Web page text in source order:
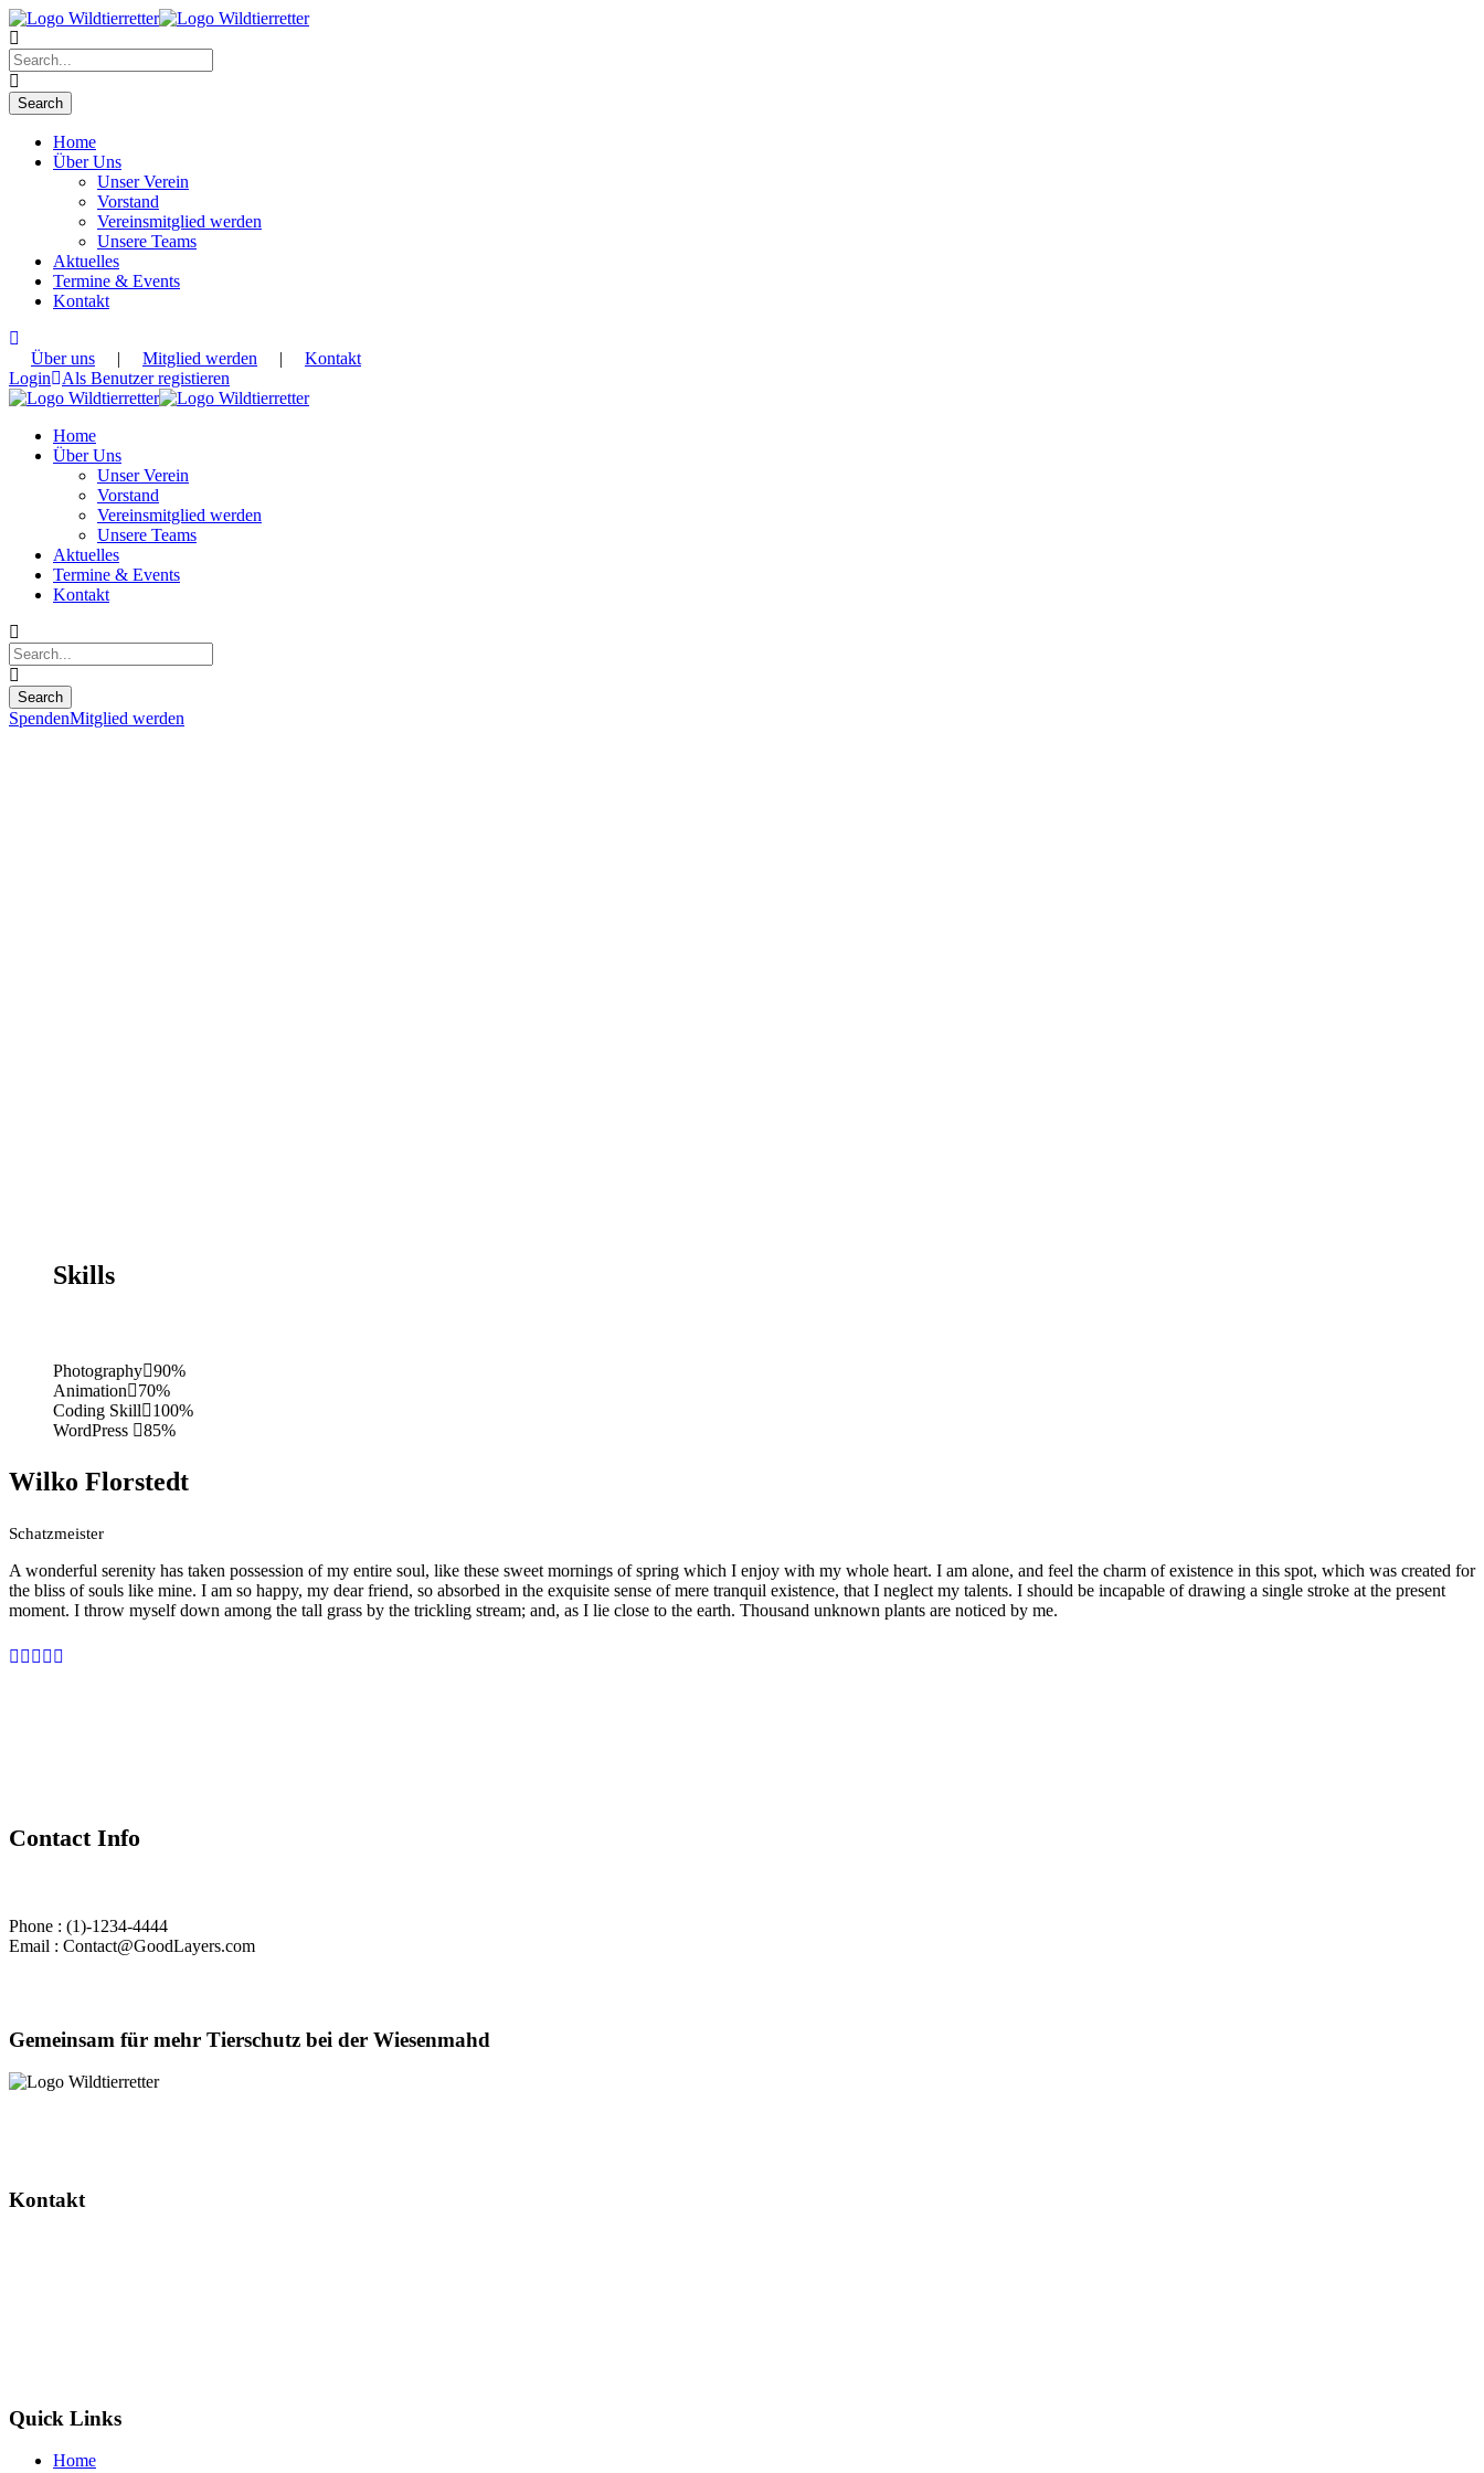
Home
Über Uns
Unser Verein
Vorstand
Vereinsmitglied werden
Unsere Teams
Aktuelles
Termine & Events
Kontakt
Über uns | Mitglied werden |
Kontakt
Login
Als Benutzer registieren
Home
Über Uns
Unser Verein
Vorstand
Vereinsmitglied werden
Unsere Teams
Aktuelles
Termine & Events
Kontakt
SpendenMitglied werden
Skills
Photography 90%
Animation
70%
Coding Skill
100%
WordPress
85%
Wilko Florstedt
Schatzmeister
A wonderful serenity has taken possession of my entire soul, like these sweet mornings of spring which I enjoy with my whole heart. I am alone, and feel the charm of existence in this spot, which was created for
the bliss of souls like mine. I am so happy, my dear friend, so absorbed in the exquisite sense of mere tranquil existence, that I neglect my talents. I should be incapable of drawing a single stroke at the present
moment. I throw myself down among the tall grass by the trickling stream; and, as I lie close to the earth. Thousand unknown plants are noticed by me.
Contact Info
Phone : (1)-1234-4444
Email : Contact@GoodLayers.com
Gemeinsam für mehr Tierschutz bei der Wiesenmahd
Kontakt
Quick Links
Home